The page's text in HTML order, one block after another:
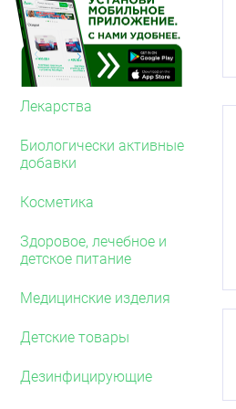
Лекарства
Биологически активные
добавки
Косметика
Здоровое, лечебное и
детское питание
Медицинские изделия
Детские товары
Дезинфицирующие